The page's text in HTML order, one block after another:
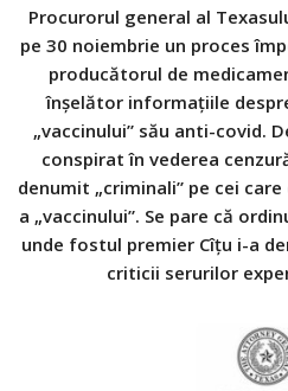
Procurorul general al
pe 30 noiembrie un proces
producătorul de
înșelător informațiile
„vaccinului” său anti-covid.
conspirat în vederea
denumit „criminali” pe cei
a „vaccinului”. Se pare că
unde fostul premier Cîțu i-a
criticii serurilor